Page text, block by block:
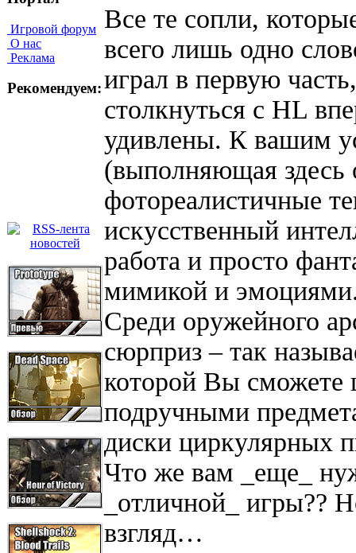
Игровой форум
О нас
Реклама
Рекомендуем:
Все те сопли,
всего лишь одно
играл в первую
столкнуться с HL
удивлены. К вашим
(выполняющая
фотореалистичные
искусственный
работа и просто
мимикой и
Среди оружейного
сюрприз – так
которой Вы сможете
подручными
диски циркулярных
Что же вам _еще_
_отличной_ игры??
взгляд…